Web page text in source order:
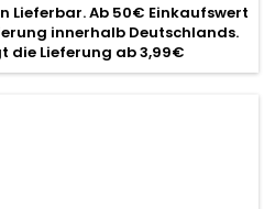
Lieferbar. Ab 50€ Einkaufswert
innerhalb Deutschlands.
die Lieferung ab 3,99€